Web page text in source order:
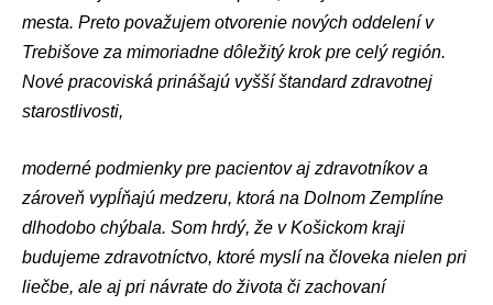
mesta. Preto považujem otvorenie nových oddelení v
Trebišove za mimoriadne dôležitý krok pre celý región.
Nové pracoviská prinášajú vyšší štandard zdravotnej
starostlivosti,
moderné podmienky pre pacientov aj zdravotníkov a
zároveň vypĺňajú medzeru, ktorá na Dolnom Zemplíne
dlhodobo chýbala. Som hrdý, že v Košickom kraji
budujeme zdravotníctvo, ktoré myslí na človeka nielen pri
liečbe, ale aj pri návrate do života či zachovaní